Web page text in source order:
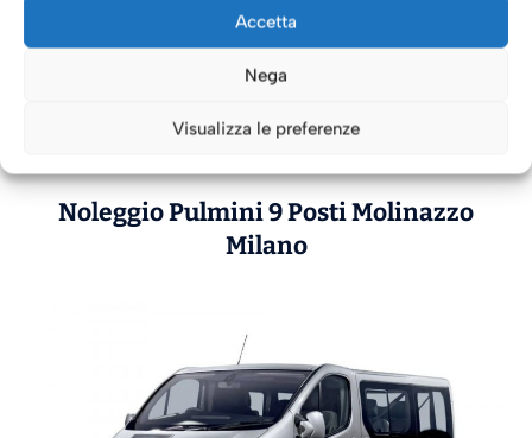
Accetta
Nega
Visualizza le preferenze
Noleggio Auto 9 Posti PrezziMolinazzo
Noleggio Auto 9 Posti Tariffe
Noleggio Pulmini 9 PostiMolinazzo
Milano